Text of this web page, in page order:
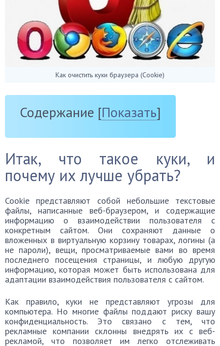
Как очистить куки браузера (Cookie)
Содержание [Показать]
Итак, что такое куки, и
почему их лучше убрать?
Cookie представляют собой небольшие текстовые
файлы, написанные веб-браузером, и содержащие
информацию о взаимодействии пользователя с
конкретным сайтом. Они сохраняют данные о
вложенных в виртуальную корзину товарах, логины (а
не пароли), вещи, просматриваемые вами во время
последнего посещения страницы, и любую другую
информацию, которая может быть использована для
адаптации взаимодействия пользователя с сайтом.
Как правило, куки не представляют угрозы для
компьютера. Но многие файлы поддают риску вашу
конфиденциальность. Это связано с тем, что
рекламные компании склонны внедрять их с веб-
рекламой, что позволяет им легко отслеживать